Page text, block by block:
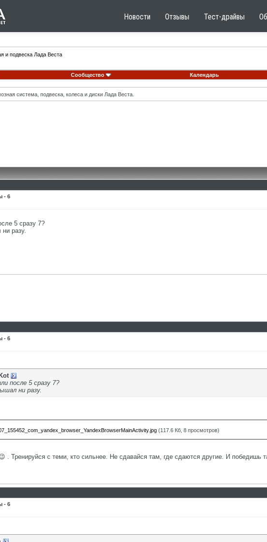
Новости Отзывы Тест-драйвы
и подвеска Лада Веста
Сообщество Календарь
система, подвеска, колеса и диски Лада Веста.
- 6
5 сразу 7?
разу.
- 6
после 5 сразу 7?
ни разу.
(117.6 Кб, 8 просмотров)
. Тренируйся с теми, кто сильнее. Не сдавайся там, где сдаются другие. И победишь
- 6